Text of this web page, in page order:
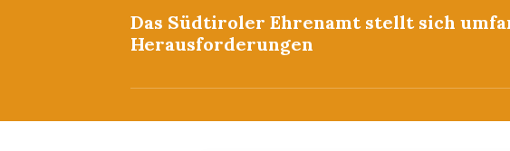
Das Südtiroler Ehrenamt stellt sich
Herausforderungen